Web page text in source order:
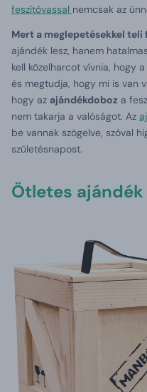
feszítővassal nemcsak az
Mert a meglepetésekkel
ajándék lesz, hanem
kell közelharcot vívnia, hogy a
és megtudja, hogy mi is van
hogy az ajándékdoboz a
nem takarja a valóságot. Az
be vannak szögelve, szóval
születésnapost.
Ötletes ajándék